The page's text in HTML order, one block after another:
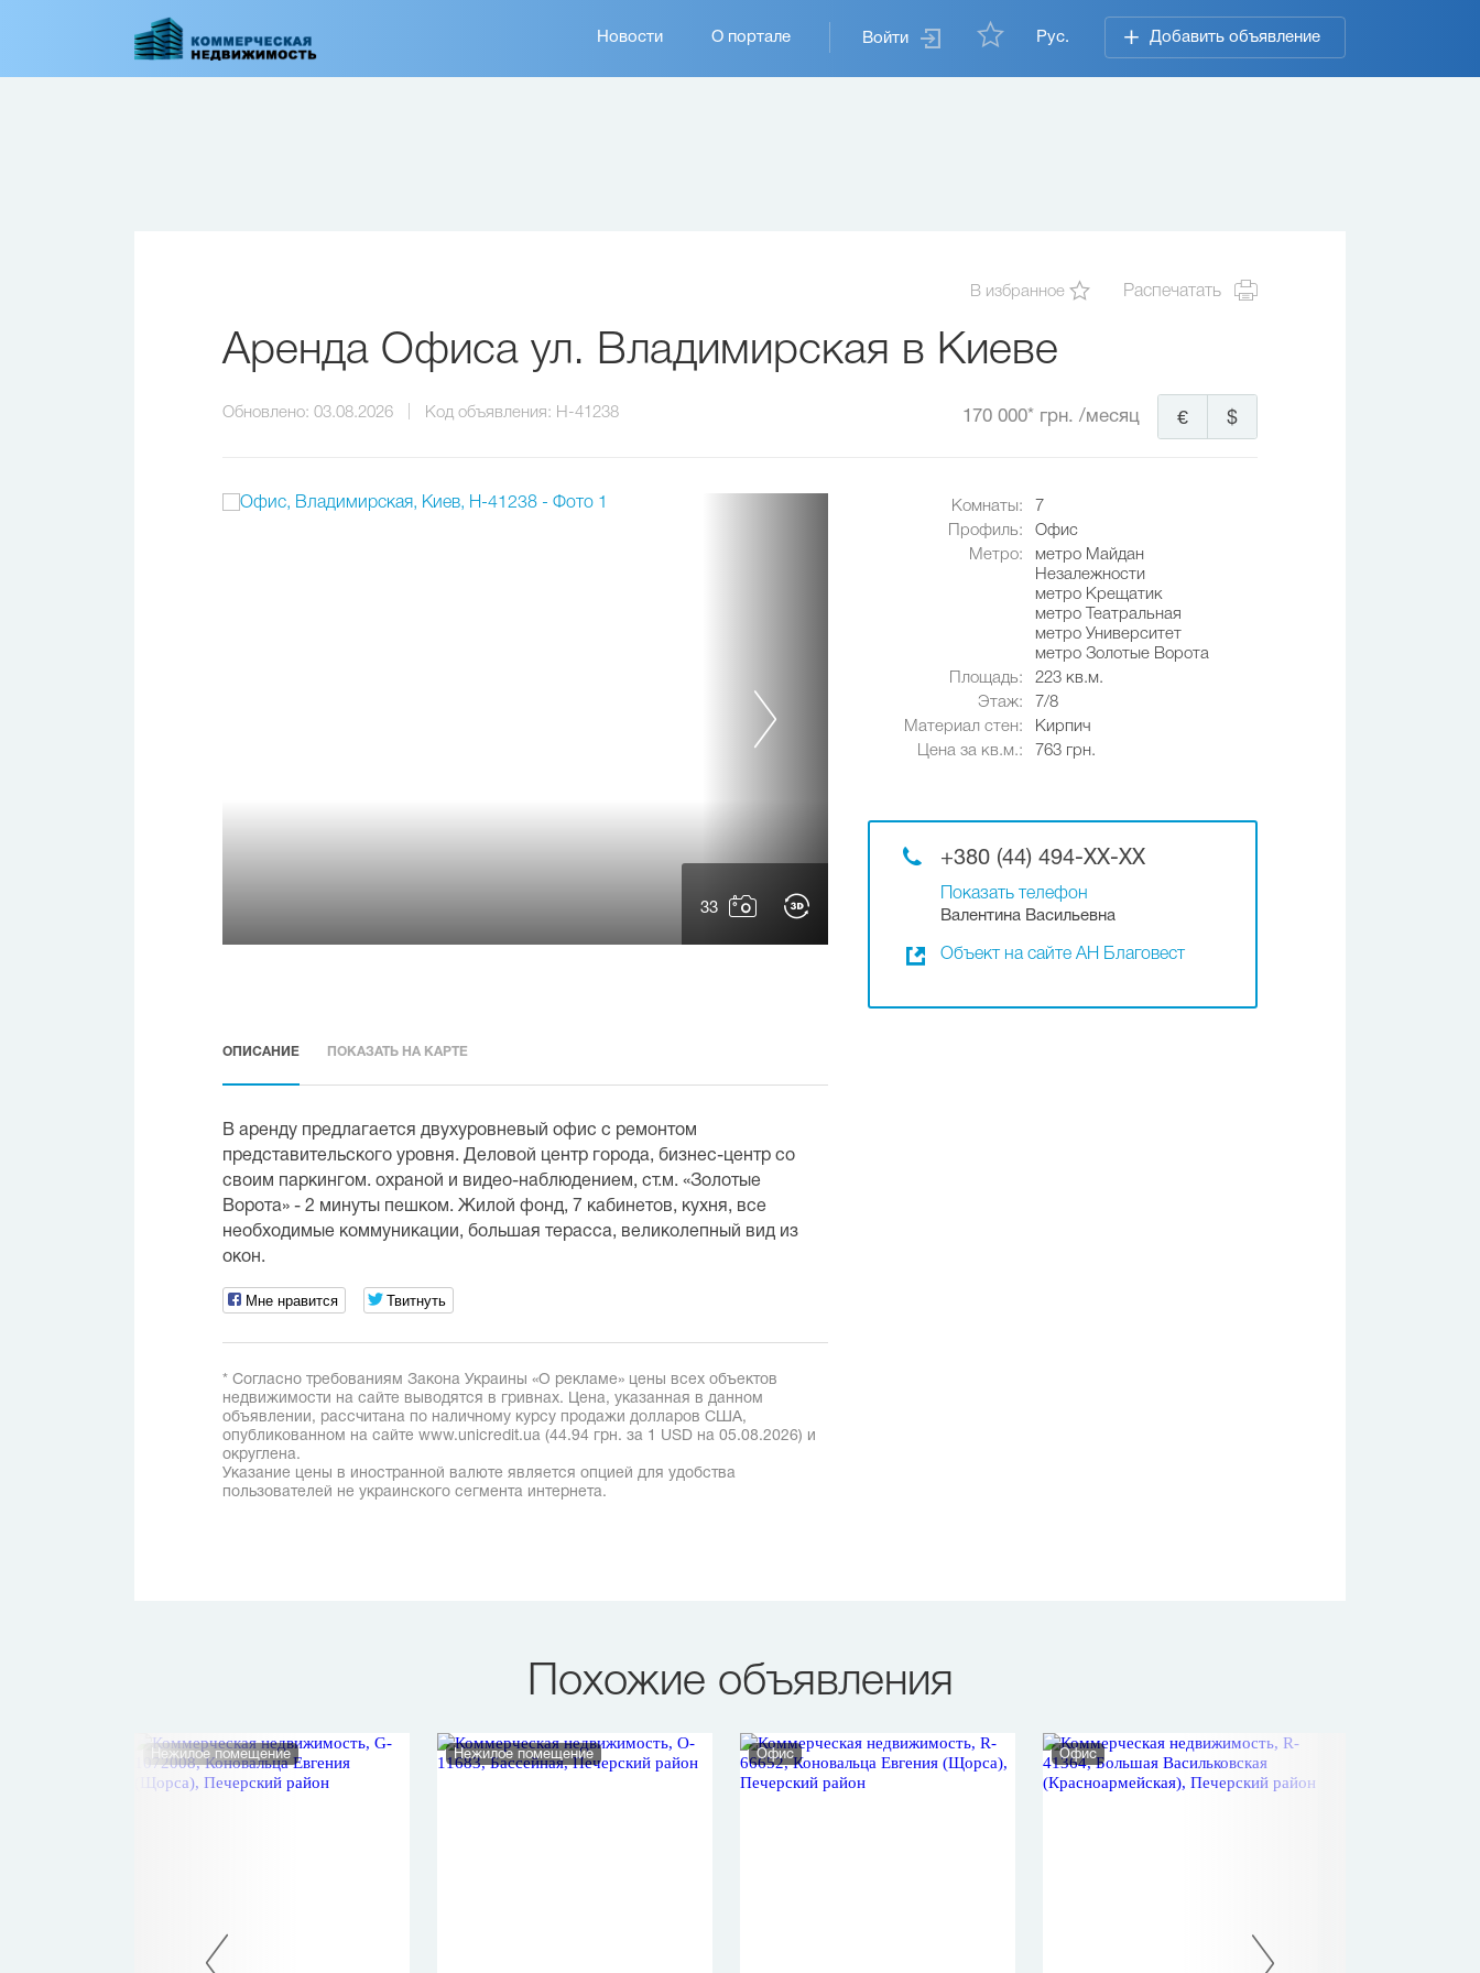
Войти Рус. Добавить объявление
Основная
навигация
Новости О портале
В избранное Распечатать
Аренда Офиса ул. Владимирская в Киеве
Обновлено: 03.08.2026 Код объявления: H-41238 170 000* грн. /месяц $
€
33
Комнаты:
7
Профиль:
Офис
Метро:
метро Майдан
Незалежности
метро Крещатик
метро Театральная
метро Университет
метро Золотые Ворота
Площадь:
223 кв.м.
Этаж:
7/8
Материал стен:
Кирпич
Цена за кв.м.:
763 грн.
+380 (44) 494-XX-XX
Показать телефон
Валентина Васильевна
Объект на сайте АН Благовест
ОПИСАНИЕ ПОКАЗАТЬ НА КАРТЕ
В аренду предлагается двухуровневый офис с ремонтом
представительского уровня. Деловой центр города, бизнес-центр со
своим паркингом. охраной и видео-наблюдением, ст.м. «Золотые
Ворота» - 2 минуты пешком. Жилой фонд, 7 кабинетов, кухня, все
необходимые коммуникации, большая терасса, великолепный вид из
окон.
Мне нравится Твитнуть
* Согласно требованиям Закона Украины «О рекламе» цены всех объектов
недвижимости на сайте выводятся в гривнах. Цена, указанная в данном
объявлении, рассчитана по наличному курсу продажи долларов США,
опубликованном на сайте www.unicredit.ua (44.94 грн. за 1 USD на 05.08.2026) и
округлена.
Указание цены в иностранной валюте является опцией для удобства
пользователей не украинского сегмента интернета.
Похожие объявления
Нежилое помещение Нежилое помещение Офис Офис